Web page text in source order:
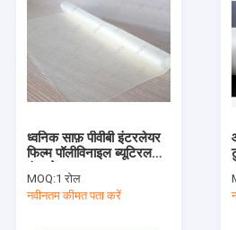
ध्वनिक साफ़ पीवीबी इंटरलेयर
फिल्म पॉलीविनाइल ब्यूटिरल
इंटरलेयर
MOQ:1 रोल
नवीनतम कीमत पता करें